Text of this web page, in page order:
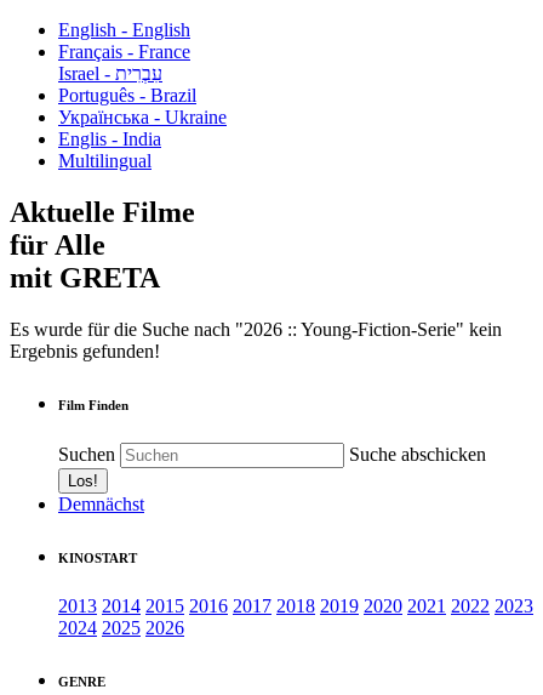
English - English
Français - France
עִבְרִית - Israel
Português - Brazil
Українська - Ukraine
Englis - India
Multilingual
Aktuelle Filme
für Alle
mit GRETA
Es wurde für die Suche nach "2026 :: Young-Fiction-Serie" kein
Ergebnis gefunden!
Film Finden
Suchen Suche abschicken
Demnächst
KINOSTART
2013 2014 2015 2016 2017 2018 2019 2020 2021 2022 2023
2024 2025 2026
GENRE